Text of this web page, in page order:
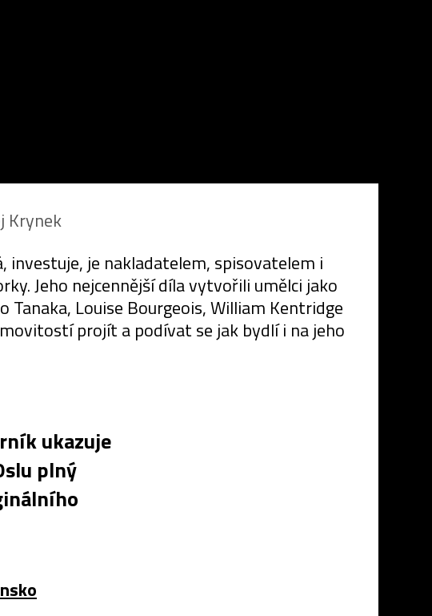
Krynek
investuje, je nakladatelem, spisovatelem i
Jeho nejcennější díla vytvořili umělci jako
Tanaka, Louise Bourgeois, William Kentridge
projít a podívat se jak bydlí i na jeho
ukazuje
plný